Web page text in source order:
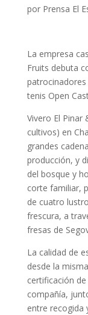
por Prensa El
La empresa
Fruits debuta
tenis Open
Vivero El Pinar
cultivos) en
grandes
producción, y
del bosque y
corte familiar,
de cuatro
frescura, a
fresas de
La calidad de
desde la
certificación
compañía,
entre recogida